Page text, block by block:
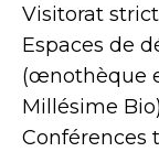
Visitorat
Espaces de
(œnothèque
Millésime Bio)
Conférences